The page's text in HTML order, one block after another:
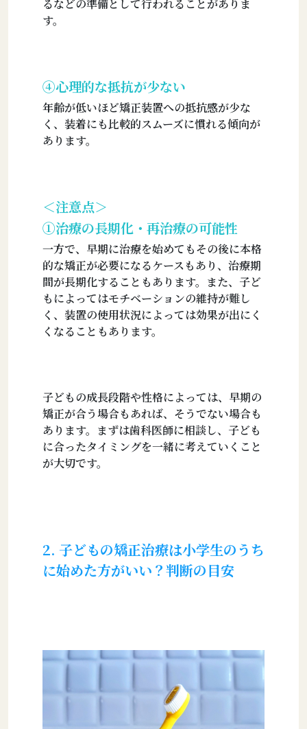
るなどの準備として行われることがありま
す。
④心理的な抵抗が少ない
年齢が低いほど矯正装置への抵抗感が少な
く、装着にも比較的スムーズに慣れる傾向が
あります。
＜注意点＞
①治療の長期化・再治療の可能性
一方で、早期に治療を始めてもその後に本格
的な矯正が必要になるケースもあり、治療期
間が長期化することもあります。また、子ど
もによってはモチベーションの維持が難し
く、装置の使用状況によっては効果が出にく
くなることもあります。
子どもの成長段階や性格によっては、早期の
矯正が合う場合もあれば、そうでない場合も
あります。まずは歯科医師に相談し、子ども
に合ったタイミングを一緒に考えていくこと
が大切です。
2. 子どもの矯正治療は小学生のうち
に始めた方がいい？判断の目安